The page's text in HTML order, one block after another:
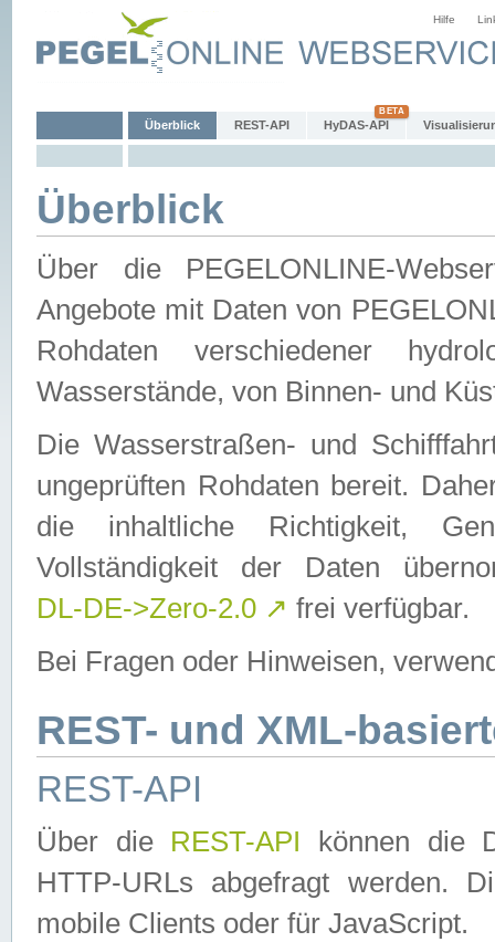
Hilfe
Überblick REST-API HyDAS-API
Überblick
Über die PEGELONLINE-
Angebote mit Daten von
Rohdaten verschiedener
Wasserstände, von Binnen- und
Die Wasserstraßen- und
ungeprüften Rohdaten bereit.
die inhaltliche Richtigkeit,
Vollständigkeit der Daten
DL-DE->Zero-2.0 ↗ frei verfügbar.
Bei Fragen oder Hinweisen,
REST- und XML-
REST-API
Über die REST-API können die
HTTP-URLs abgefragt werden.
mobile Clients oder für JavaScript.